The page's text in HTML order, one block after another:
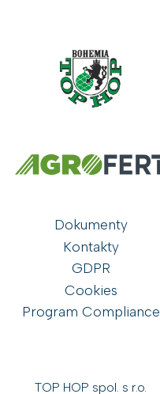
Dokumenty
Kontakty
GDPR
Cookies
Program Compliance
TOP HOP spol. s r.o.